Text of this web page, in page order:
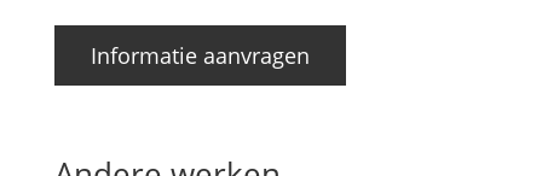
Informatie aanvragen